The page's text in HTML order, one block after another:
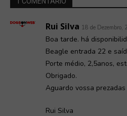
Rui Silva 18 de
Boa tarde. há
Beagle entrada 22 e
Porte médio, 2,5anos,
Obrigado.
Aguardo vossa
Rui Silva